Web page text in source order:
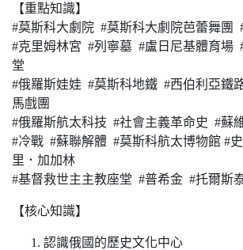
【重點知識】
#莫斯科大劇院 #莫斯科大劇院芭蕾舞團
#克里姆林宮 #列寧墓 #盧日尼基體育場
堂
#俄羅斯娃娃 #莫斯科地鐵 #西伯利亞鐵
馬戲團
#俄羅斯航太科技 #社會主義革命史 #蘇
#冷戰 #蘇聯解體 #莫斯科航太博物館 #
里．加加林
#基督救世主主教座堂 #普希金 #托爾斯
【核心知識】
認識俄國的歷史文化中心